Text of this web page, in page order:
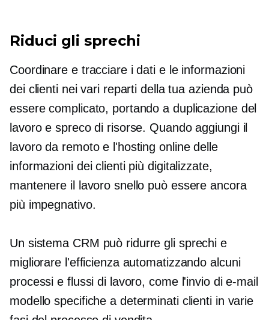
Riduci gli sprechi
Coordinare e tracciare i dati e le informazioni
dei clienti nei vari reparti della tua azienda può
essere complicato, portando a duplicazione del
lavoro e spreco di risorse. Quando aggiungi il
lavoro da remoto e l'hosting online delle
informazioni dei clienti più digitalizzate,
mantenere il lavoro snello può essere ancora
più impegnativo.
Un sistema CRM può ridurre gli sprechi e
migliorare l'efficienza automatizzando alcuni
processi e flussi di lavoro, come l'invio di e-mail
modello specifiche a determinati clienti in varie